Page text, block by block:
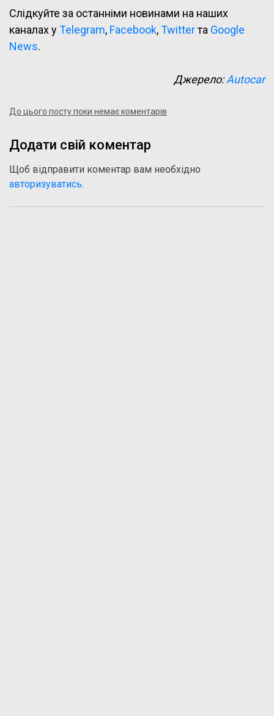
Слідкуйте за останніми новинами на наших
каналах уTelegram, Facebook,Twitterта Google
News.
Джерело:Autocar
До цього посту поки немає коментарів
Додати свій коментар
Щоб відправити коментар вам необхідно
авторизуватись.